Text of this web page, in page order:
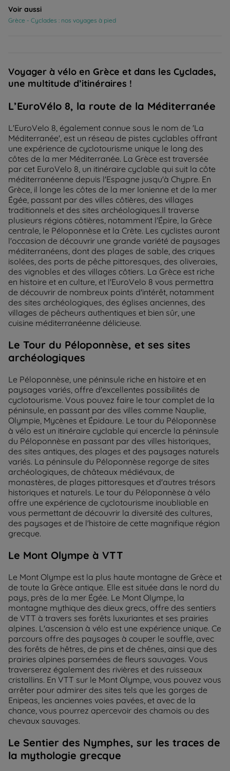
Voir aussi
Grèce - Cyclades : nos voyages à pied
Voyager à vélo en Grèce et dans les Cyclades,
une multitude d’itinéraires !
L’EuroVélo 8, la route de la Méditerranée
L'EuroVelo 8, également connue sous le nom de 'La
Méditerranée', est un réseau de pistes cyclables offrant
une expérience de cyclotourisme unique le long des
côtes de la mer Méditerranée. La Grèce est traversée
par cet EuroVelo 8, un itinéraire cyclable qui suit la côte
méditerranéenne depuis l'Espagne jusqu'à Chypre. En
Grèce, il longe les côtes de la mer Ionienne et de la mer
Égée, passant par des villes côtières, des villages
traditionnels et des sites archéologiques.Il traverse
plusieurs régions côtières, notamment l'Épire, la Grèce
centrale, le Péloponnèse et la Crète. Les cyclistes auront
l'occasion de découvrir une grande variété de paysages
méditerranéens, dont des plages de sable, des criques
isolées, des ports de pêche pittoresques, des oliveraies,
des vignobles et des villages côtiers. La Grèce est riche
en histoire et en culture, et l'EuroVelo 8 vous permettra
de découvrir de nombreux points d'intérêt, notamment
des sites archéologiques, des églises anciennes, des
villages de pêcheurs authentiques et bien sûr, une
cuisine méditerranéenne délicieuse.
Le Tour du Péloponnèse, et ses sites
archéologiques
Le Péloponnèse, une péninsule riche en histoire et en
paysages variés, offre d'excellentes possibilités de
cyclotourisme. Vous pouvez faire le tour complet de la
péninsule, en passant par des villes comme Nauplie,
Olympie, Mycènes et Épidaure. Le tour du Péloponnèse
à vélo est un itinéraire cyclable qui encercle la péninsule
du Péloponnèse en passant par des villes historiques,
des sites antiques, des plages et des paysages naturels
variés. La péninsule du Péloponnèse regorge de sites
archéologiques, de châteaux médiévaux, de
monastères, de plages pittoresques et d'autres trésors
historiques et naturels. Le tour du Péloponnèse à vélo
offre une expérience de cyclotourisme inoubliable en
vous permettant de découvrir la diversité des cultures,
des paysages et de l'histoire de cette magnifique région
grecque.
Le Mont Olympe à VTT
Le Mont Olympe est la plus haute montagne de Grèce et
de toute la Grèce antique. Elle est située dans le nord du
pays, près de la mer Égée. Le Mont Olympe, la
montagne mythique des dieux grecs, offre des sentiers
de VTT à travers ses forêts luxuriantes et ses prairies
alpines. L'ascension à vélo est une expérience unique. Ce
parcours offre des paysages à couper le souffle, avec
des forêts de hêtres, de pins et de chênes, ainsi que des
prairies alpines parsemées de fleurs sauvages. Vous
traverserez également des rivières et des ruisseaux
cristallins. En VTT sur le Mont Olympe, vous pouvez vous
arrêter pour admirer des sites tels que les gorges de
Enipeas, les anciennes voies pavées, et avec de la
chance, vous pourrez apercevoir des chamois ou des
chevaux sauvages.
Le Sentier des Nymphes, sur les traces de
la mythologie grecque